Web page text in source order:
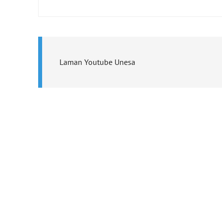
Laman Youtube Unesa